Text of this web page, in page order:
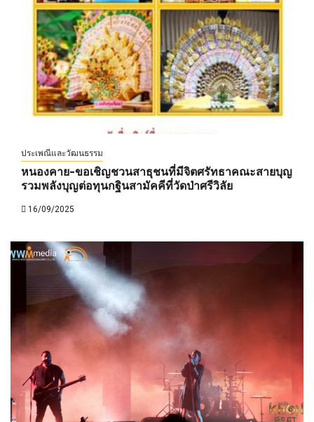
ประเพณีและวัฒนธรรม
หนองคาย-ขอเชิญชวนสาธุชนที่มีจิตศรัทธาคณะสายบุญ
รวมพลังบุญต่อทุนกฐินสามัคคีที่วัดป่าศรีวิลัย
16/09/2025